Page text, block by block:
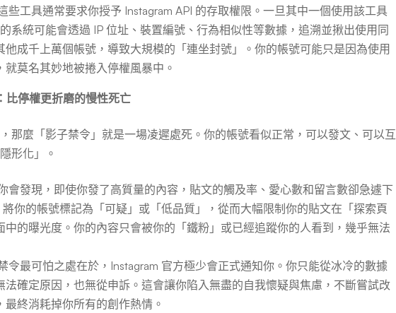
些工具通常要求你授予 Instagram API 的存取權限。一旦其中一個使用該工具
系統可能會透過 IP 位址、裝置編號、行為相似性等數據，追溯並揪出使用同
成千上萬個帳號，導致大規模的「連坐封號」。你的帳號可能只是因為使用
莫名其妙地被捲入停權風暴中。
比停權更折磨的慢性死亡
那麼「影子禁令」就是一場凌遲處死。你的帳號看似正常，可以發文、可以互
形化」。
會發現，即使你發了高質量的內容，貼文的觸及率、愛心數和留言數卻急遽下
將你的帳號標記為「可疑」或「低品質」，從而大幅限制你的貼文在「探索頁
中的曝光度。你的內容只會被你的「鐵粉」或已經追蹤你的人看到，幾乎無法
令最可怕之處在於，Instagram 官方極少會正式通知你。你只能從冰冷的數據
法確定原因，也無從申訴。這會讓你陷入無盡的自我懷疑與焦慮，不斷嘗試改
終消耗掉你所有的創作熱情。